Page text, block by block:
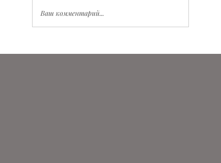
Ваш комментарий...